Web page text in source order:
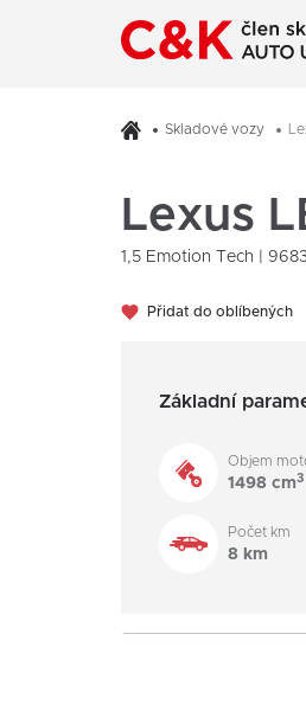
Skladové vozy
Lexus
1,5 Emotion Tech |
Přidat do oblíbených
Základní
Objem
1498 cm3
Počet km
8 km